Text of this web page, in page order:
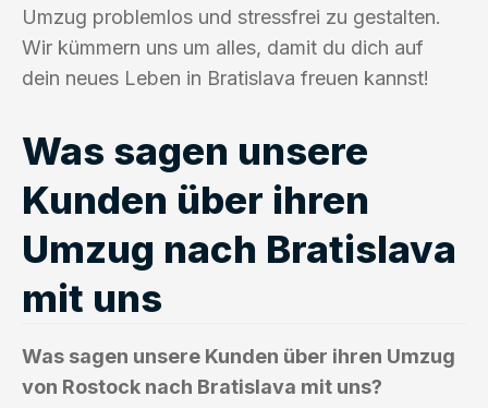
Umzug problemlos und stressfrei zu gestalten.
Wir kümmern uns um alles, damit du dich auf
dein neues Leben in Bratislava freuen kannst!
Was sagen unsere
Kunden über ihren
Umzug nach Bratislava
mit uns
Was sagen unsere Kunden über ihren Umzug
von Rostock nach Bratislava mit uns?